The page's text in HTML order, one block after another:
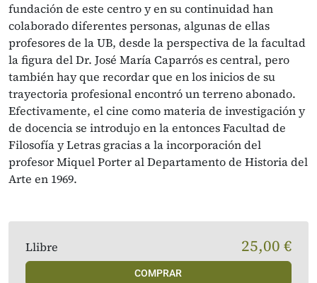
fundación de este centro y en su continuidad han
colaborado diferentes personas, algunas de ellas
profesores de la UB, desde la perspectiva de la facultad
la figura del Dr. José María Caparrós es central, pero
también hay que recordar que en los inicios de su
trayectoria profesional encontró un terreno abonado.
Efectivamente, el cine como materia de investigación y
de docencia se introdujo en la entonces Facultad de
Filosofía y Letras gracias a la incorporación del
profesor Miquel Porter al Departamento de Historia del
Arte en 1969.
Llibre 25,00 €
COMPRAR